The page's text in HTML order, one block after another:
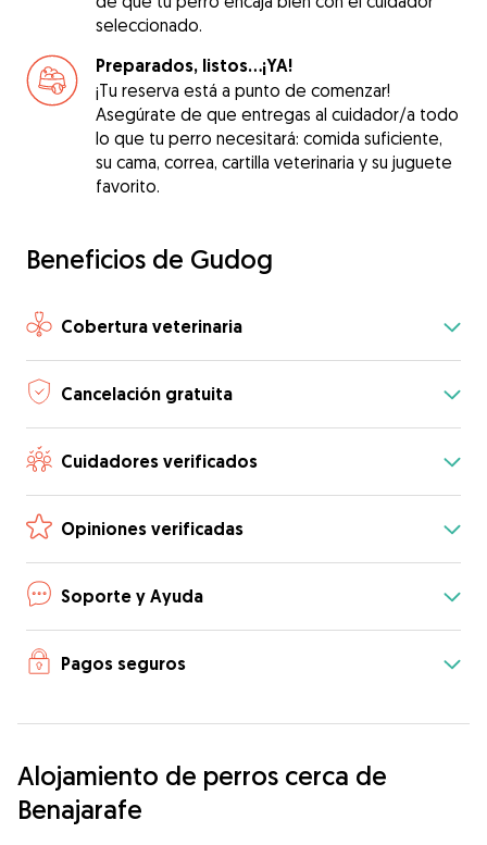
seleccionado.
Preparados, listos...¡YA!
¡Tu reserva está a punto de comenzar!
Asegúrate de que entregas al cuidador/a todo
lo que tu perro necesitará: comida suficiente,
su cama, correa, cartilla veterinaria y su juguete
favorito.
Beneficios de Gudog
Cobertura veterinaria
Cancelación gratuita
Cuidadores verificados
Opiniones verificadas
Soporte y Ayuda
Pagos seguros
Alojamiento de perros cerca de
Benajarafe